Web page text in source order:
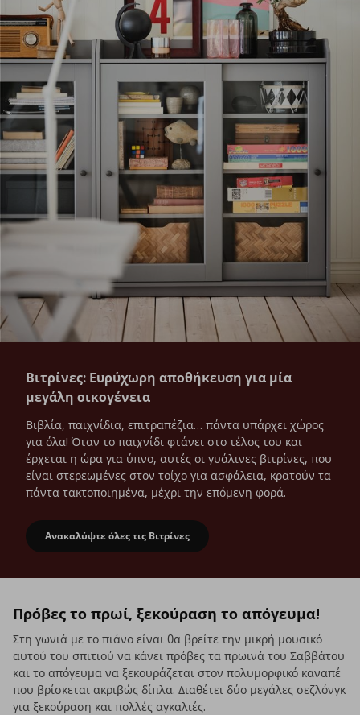
Βιτρίνες: Ευρύχωρη αποθήκευση για μία
μεγάλη οικογένεια
Βιβλία, παιχνίδια, επιτραπέζια… πάντα υπάρχει χώρος
για όλα! Όταν το παιχνίδι φτάνει στο τέλος του και
έρχεται η ώρα για ύπνο, αυτές οι γυάλινες βιτρίνες, που
είναι στερεωμένες στον τοίχο για ασφάλεια, κρατούν τα
πάντα τακτοποιημένα, μέχρι την επόμενη φορά.
Βιτρίνες: Ευρύχωρη αποθήκευση για μία μεγάλη
Ανακαλύψτε όλες τις Βιτρίνες
Πρόβες το πρωί, ξεκούραση το απόγευμα!
Στη γωνιά με το πιάνο είναι θα βρείτε την μικρή μουσικό
αυτού του σπιτιού να κάνει πρόβες τα πρωινά του Σαββάτου
και το απόγευμα να ξεκουράζεται στον πολυμορφικό καναπέ
που βρίσκεται ακριβώς δίπλα. Διαθέτει δύο μεγάλες σεζλόνγκ
για ξεκούραση και πολλές αγκαλιές.